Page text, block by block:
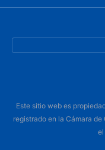
Este sitio web es
registrado en la Cámara